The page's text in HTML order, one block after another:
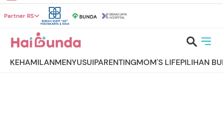
Partner RS
KEHAMILANMENYUSUIPARENTINGMOM'S LIFEPILIHAN